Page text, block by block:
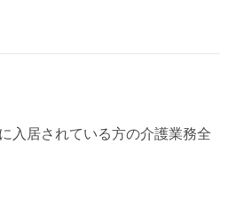
入居されている方の介護業務全